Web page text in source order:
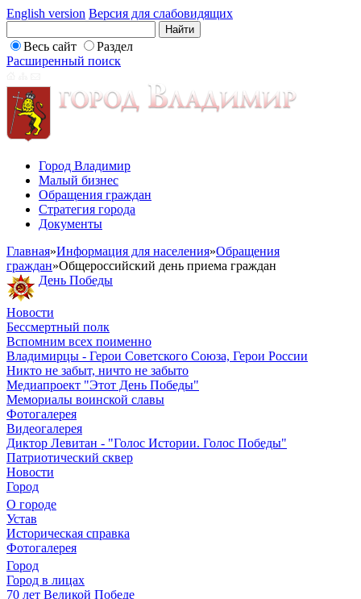
English version Версия для слабовидящих
Весь сайт
Раздел
Расширенный поиск
Город Владимир
Малый бизнес
Обращения граждан
Стратегия города
Документы
Главная»Информация для населения»Обращения
граждан»Общероссийский день приема граждан
День Победы
Новости
Бессмертный полк
Вспомним всех поименно
Владимирцы - Герои Советского Союза, Герои России
Никто не забыт, ничто не забыто
Медиапроект "Этот День Победы"
Мемориалы воинской славы
Фотогалерея
Видеогалерея
Диктор Левитан - "Голос Истории. Голос Победы"
Патриотический сквер
Новости
Город
О городе
Устав
Историческая справка
Фотогалерея
Город
Город в лицах
70 лет Великой Победе